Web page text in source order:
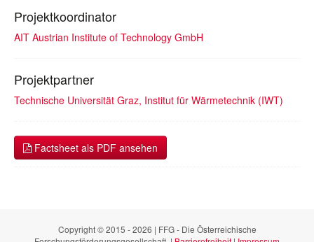
Projektkoordinator
AIT Austrian Institute of Technology GmbH
Projektpartner
Technische Universität Graz, Institut für Wärmetechnik (IWT)
Factsheet als PDF ansehen
Copyright © 2015 - 2026 | FFG - Die Österreichische